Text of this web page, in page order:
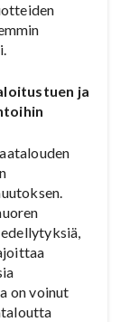
ja
on voinut